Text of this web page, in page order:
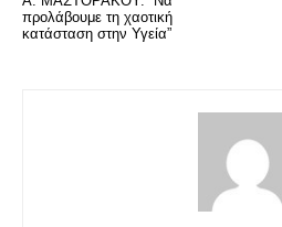
προλάβουμε τη χαοτική
κατάσταση στην Υγεία”